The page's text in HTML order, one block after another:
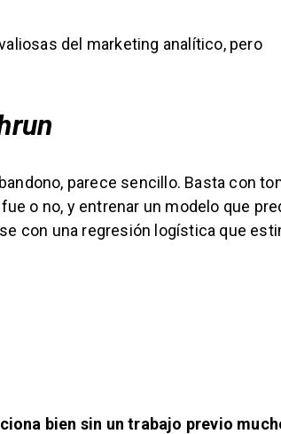
del marketing analítico, pero
parece sencillo. Basta con
o no, y entrenar un modelo que
con una regresión logística que
bien sin un trabajo previo